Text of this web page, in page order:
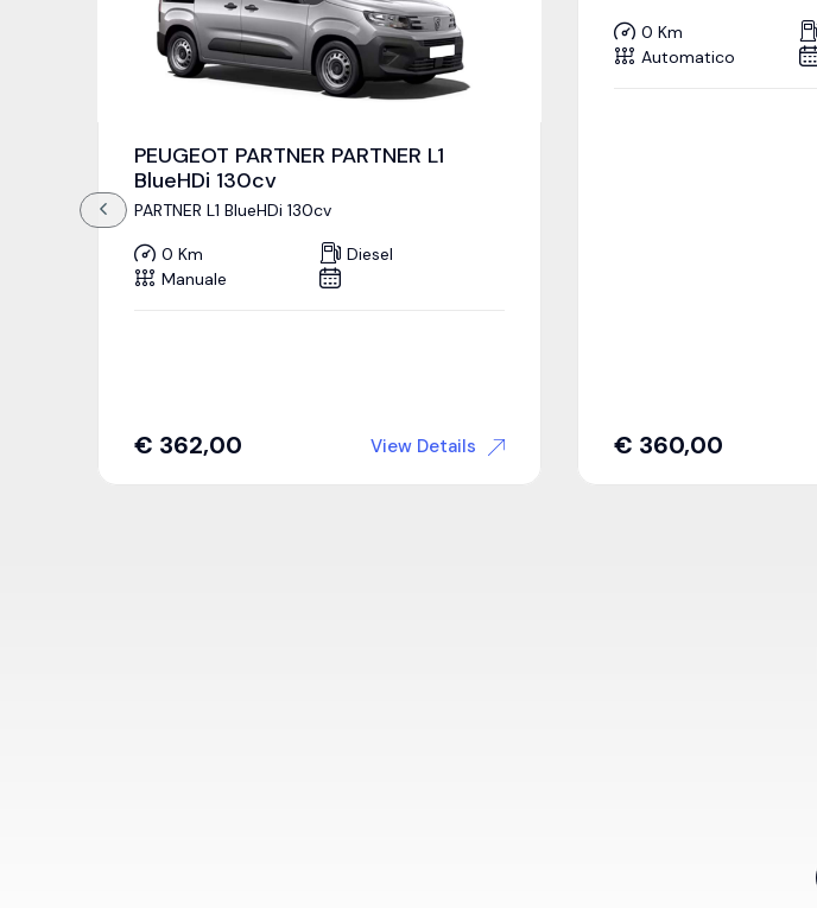
PEUGEOT PARTNER PARTNER L1
BlueHDi 130cv
PARTNER L1 BlueHDi 130cv
0 Km
Diesel
Manuale
€ 362,00 View Details
0 Km
Automatico
€ 360,00